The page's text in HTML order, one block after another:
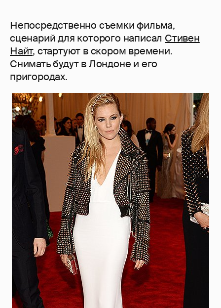
Непосредственно съемки фильма,
сценарий для которого написал Стивен
Найт, стартуют в скором времени.
Снимать будут в Лондоне и его
пригородах.